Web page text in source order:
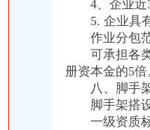
业可靠的代办公司-优变商
房大3房视野采光好-成淑梅
办验资批发_第1页_无忧交易
公馆家具家电全齐拎包入
4、企业近3
5. 企业具有
作业分包
可承担各类
册资本金的5倍
八、脚手架
脚手架搭设
一级资质